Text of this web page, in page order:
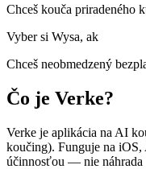
Chceš kouča priradeného
Vyber si Wysa, ak
Chceš neobmedzený
Čo je Verke?
Verke je aplikácia na AI
koučing). Funguje na iOS,
účinnosťou — nie náhrada